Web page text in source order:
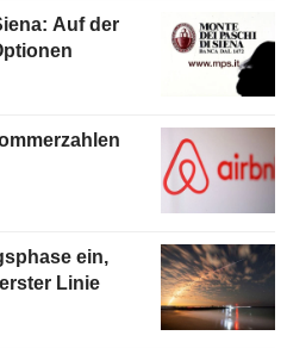
Auf der
ein,
Linie